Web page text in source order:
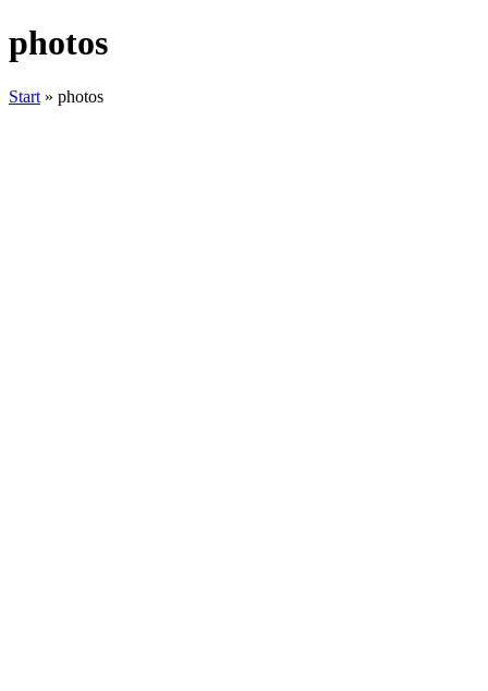
photos
Start » photos